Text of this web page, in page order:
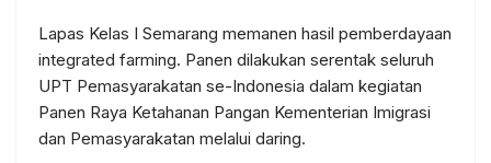
Lapas Kelas I Semarang memanen hasil pemberdayaan
integrated farming. Panen dilakukan serentak seluruh
UPT Pemasyarakatan se-Indonesia dalam kegiatan
Panen Raya Ketahanan Pangan Kementerian Imigrasi
dan Pemasyarakatan melalui daring.